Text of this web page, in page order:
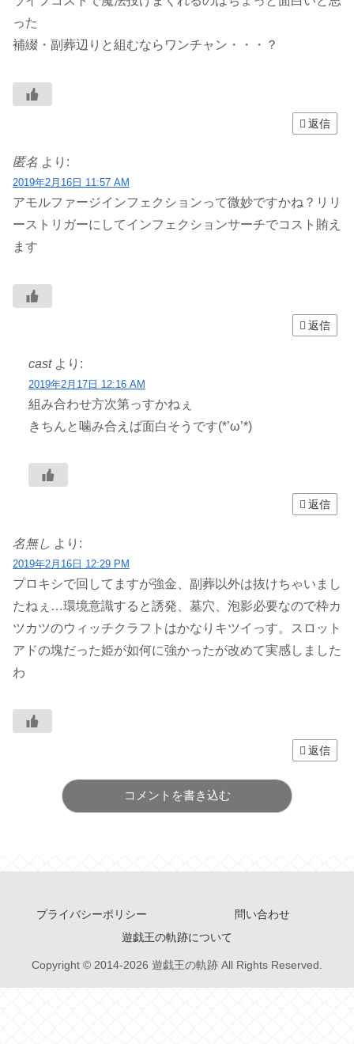
った
補綴・副葬辺りと組むならワンチャン・・・？
返信
匿名 より:
2019年2月16日 11:57 AM
アモルファージインフェクションって微妙ですかね？リリ
ーストリガーにしてインフェクションサーチでコスト賄え
ます
返信
cast より:
2019年2月17日 12:16 AM
組み合わせ方次第っすかねぇ
きちんと噛み合えば面白そうです(*’ω’*)
返信
名無し より:
2019年2月16日 12:29 PM
プロキシで回してますが強金、副葬以外は抜けちゃいまし
たねぇ…環境意識すると誘発、墓穴、泡影必要なので枠カ
ツカツのウィッチクラフトはかなりキツイっす。スロット
アドの塊だった姫が如何に強かったが改めて実感しました
わ
返信
コメントを書き込む
プライバシーポリシー
問い合わせ
遊戯王の軌跡について
Copyright © 2014-2026 遊戯王の軌跡 All Rights Reserved.